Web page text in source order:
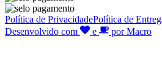
Política de PrivacidadePolítica de
Desenvolvido com
e por Macro